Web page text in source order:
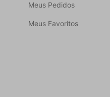
Meus Pedidos
Meus Favoritos